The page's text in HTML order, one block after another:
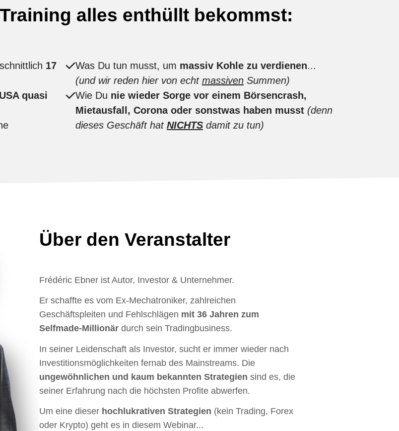
alles enthüllt bekommst:
17
quasi
Was Du tun musst, um massiv Kohle zu verdienen...
(und wir reden hier von echt massiven Summen)
Wie Du nie wieder Sorge vor einem Börsencrash,
Mietausfall, Corona oder sonstwas haben musst (denn
dieses Geschäft hat NICHTS damit zu tun)
Über den Veranstalter
Frédéric Ebner ist Autor, Investor & Unternehmer.
Er schaffte es vom Ex-Mechatroniker, zahlreichen
Geschäftspleiten und Fehlschlägen mit 36 Jahren zum
Selfmade-Millionärdurch sein Tradingbusiness.
In seiner Leidenschaft als Investor, sucht er immer wieder nach
Investitionsmöglichkeiten fernab des Mainstreams. Die
ungewöhnlichen und kaum bekannten Strategien sind es, die
seiner Erfahrung nach die höchsten Profite abwerfen.
Um eine dieser hochlukrativen Strategien (kein Trading, Forex
oder Krypto) geht es in diesem Webinar...